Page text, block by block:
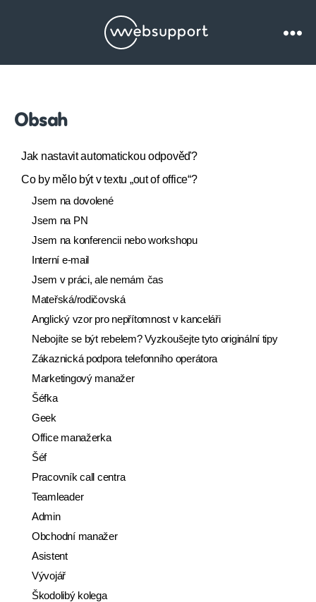
Websupport.cz
Obsah
Jak nastavit automatickou odpověď?
Co by mělo být v textu „out of office“?
Jsem na dovolené
Jsem na PN
Jsem na konferencii nebo workshopu
Interní e-mail
Jsem v práci, ale nemám čas
Mateřská/rodičovská
Anglický vzor pro nepřítomnost v kanceláři
Nebojíte se být rebelem? Vyzkoušejte tyto originální tipy
Zákaznická podpora telefonního operátora
Marketingový manažer
Šéfka
Geek
Office manažerka
Šéf
Pracovník call centra
Teamleader
Admin
Obchodní manažer
Asistent
Vývojář
Škodolibý kolega